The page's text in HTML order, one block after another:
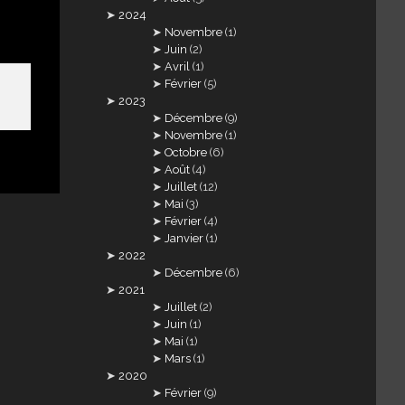
2024
Novembre (1)
Juin (2)
Avril (1)
Février (5)
2023
Décembre (9)
Novembre (1)
Octobre (6)
Août (4)
Juillet (12)
Mai (3)
Février (4)
Janvier (1)
2022
Décembre (6)
2021
Juillet (2)
Juin (1)
Mai (1)
Mars (1)
2020
Février (9)